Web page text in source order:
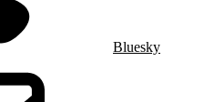
Bluesky